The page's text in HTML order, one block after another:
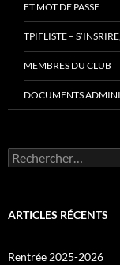
ET MOT DE PASSE
TPIFLISTE –
MEMBRES DU CLUB
DOCUMENTS
Rechercher :
ARTICLES RÉCENTS
Rentrée 2025-2026